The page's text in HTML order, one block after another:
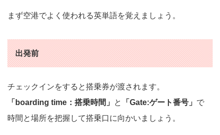
まず空港でよく使われる英単語を覚えましょう。
出発前
チェックインをすると搭乗券が渡されます。
「boarding time：搭乗時間」
と 「Gate:ゲート番号」 で
時間と場所を把握して搭乗口に向かいましょう。